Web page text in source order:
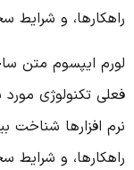
راهکارها، و شرایط
لورم ایپسوم متن
فعلی تکنولوژی
نرم افزارها شناخت
راهکارها، و شرایط